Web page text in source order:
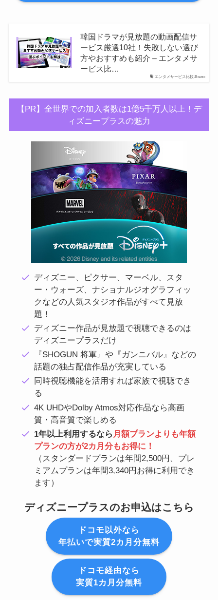
エンタメサービス比較-Branc
韓国ドラマが見放題の動画配信サ
ービス厳選10社！失敗しない選び
方やおすすめも紹介 – エンタメサ
ービス比…
【PR】全世界での加入者数は1億5千万人以上！デ
ィズニープラスの魅力
ディズニー、ピクサー、マーベル、スタ
ー・ウォーズ、ナショナルジオグラフィッ
クなどの人気スタジオ作品がすべて見放
題！
ディズニー作品が見放題で視聴できるのは
ディズニープラスだけ
『SHOGUN 将軍』や『ガンニバル』などの
話題の独占配信作品が充実している
同時視聴機能を活用すれば家族で視聴でき
る
4K UHDやDolby Atmos対応作品なら高画
質・高音質で楽しめる
1年以上利用するなら 月額プランよりも年額
プランの方が2カ月分もお得に！
（スタンダードプランは年間2,500円、プレ
ミアムプランは年間3,340円お得に利用でき
ます）
ディズニープラスのお申込はこちら
ドコモ以外なら
年払いで実質2カ月分無料
ドコモ経由なら
実質1カ月分無料